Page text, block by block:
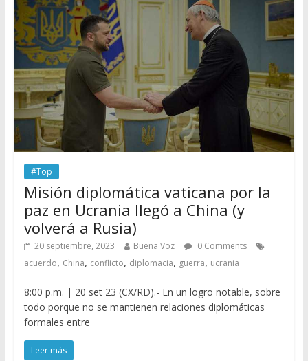
#Top
Misión diplomática vaticana por la
paz en Ucrania llegó a China (y
volverá a Rusia)
20 septiembre, 2023 Buena Voz
0 Comments
acuerdo, China, conflicto, diplomacia, guerra, ucrania
8:00 p.m. | 20 set 23 (CX/RD).- En un logro notable, sobre
todo porque no se mantienen relaciones diplomáticas
formales entre
Leer más